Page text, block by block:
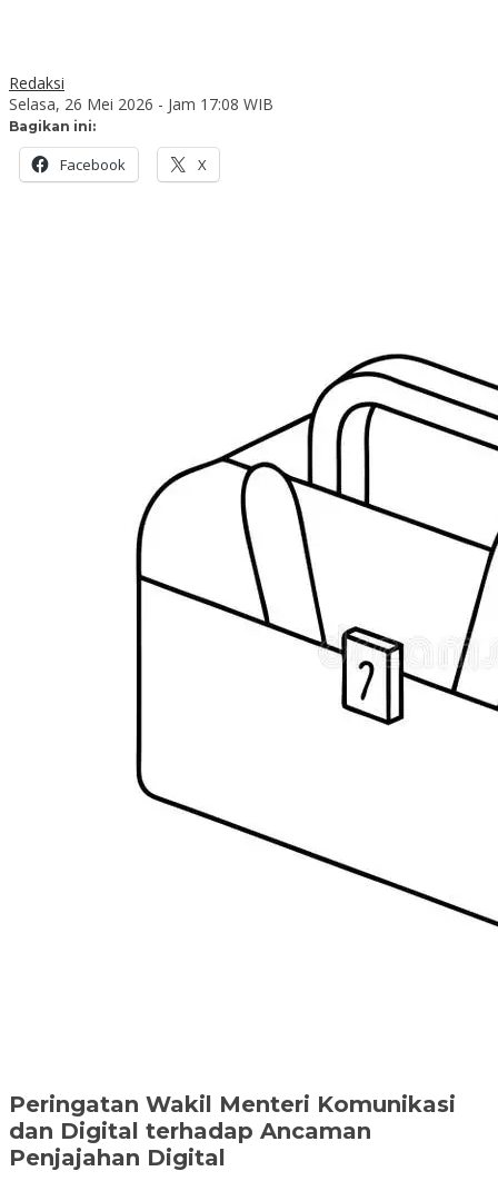
Redaksi
Selasa, 26 Mei 2026 - Jam 17:08 WIB
Bagikan ini:
Facebook X
Peringatan Wakil Menteri Komunikasi
dan Digital terhadap Ancaman
Penjajahan Digital